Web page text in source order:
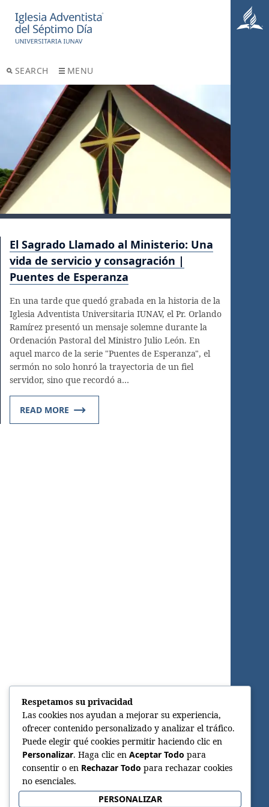
SEARCH MENU
El Sagrado Llamado al Ministerio: Una
vida de servicio y consagración |
Puentes de Esperanza
En una tarde que quedó grabada en la historia de la
Iglesia Adventista Universitaria IUNAV, el Pr. Orlando
Ramírez presentó un mensaje solemne durante la
Ordenación Pastoral del Ministro Julio León. En
aquel marco de la serie "Puentes de Esperanza", el
sermón no solo honró la trayectoria de un fiel
servidor, sino que recordó a…
READ MORE
Respetamos su privacidad
Las cookies nos ayudan a mejorar su experiencia,
ofrecer contenido personalizado y analizar el tráfico.
Puede elegir qué cookies permitir haciendo clic en
Personalizar. Haga clic en Aceptar Todo para
consentir o en Rechazar Todo para rechazar cookies
no esenciales.
PERSONALIZAR